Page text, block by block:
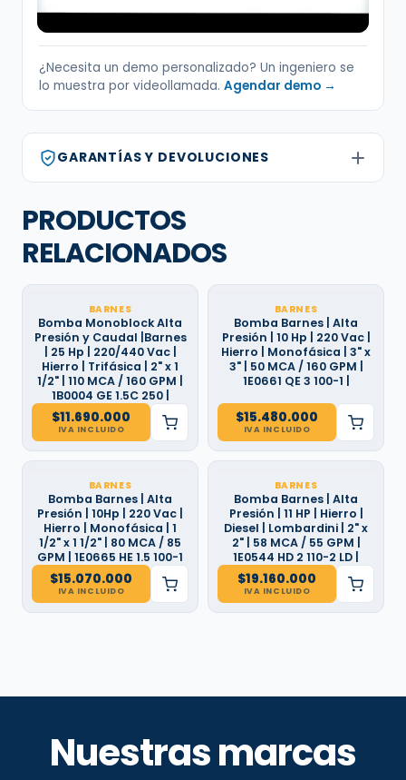
¿Necesita un demo personalizado? Un ingeniero se
lo muestra por videollamada. Agendar demo →
GARANTÍAS Y DEVOLUCIONES
PRODUCTOS
RELACIONADOS
BARNES
Bomba Monoblock Alta
Presión y Caudal |Barnes
| 25 Hp | 220/440 Vac |
Hierro | Trifásica | 2" x 1
1/2" | 110 MCA / 160 GPM |
1B0004 GE 1.5C 250 |
$11.690.000
IVA INCLUIDO
BARNES
Bomba Barnes | Alta
Presión | 10 Hp | 220 Vac |
Hierro | Monofásica | 3" x
3" | 50 MCA / 160 GPM |
1E0661 QE 3 100-1 |
$15.480.000
IVA INCLUIDO
BARNES
Bomba Barnes | Alta
Presión | 10Hp | 220 Vac |
Hierro | Monofásica | 1
1/2" x 1 1/2" | 80 MCA / 85
GPM | 1E0665 HE 1.5 100-1
$15.070.000
IVA INCLUIDO
BARNES
Bomba Barnes | Alta
Presión | 11 HP | Hierro |
Diesel | Lombardini | 2" x
2" | 58 MCA / 55 GPM |
1E0544 HD 2 110-2 LD |
$19.160.000
IVA INCLUIDO
Nuestras marcas